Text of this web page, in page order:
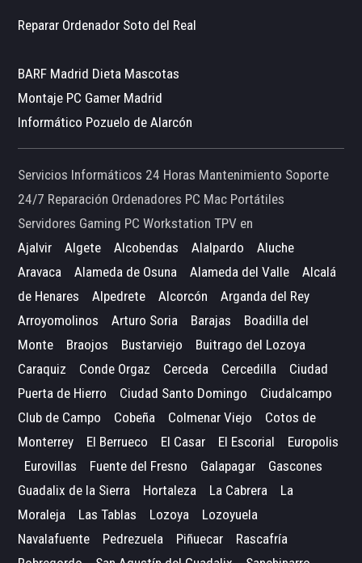
Reparar Ordenador Soto del Real
BARF Madrid Dieta Mascotas
Montaje PC Gamer Madrid
Informático Pozuelo de Alarcón
Servicios Informáticos 24 Horas Mantenimiento Soporte
24/7 Reparación Ordenadores PC Mac Portátiles
Servidores Gaming PC Workstation TPV en
Ajalvir
Algete Alcobendas Alalpardo
Aluche
Aravaca
Alameda de Osuna Alameda del Valle
Alcalá
de Henares
Alpedrete Alcorcón
Arganda del Rey
Arroyomolinos
Arturo Soria Barajas
Boadilla del
Monte
Braojos Bustarviejo
Buitrago del Lozoya
Caraquiz
Conde Orgaz Cerceda Cercedilla
Ciudad
Puerta de Hierro
Ciudad Santo Domingo
Ciudalcampo
Club de Campo
Cobeña Colmenar Viejo
Cotos de
Monterrey
El Berrueco El Casar El Escorial
Europolis
Eurovillas
Fuente del Fresno Galapagar
Gascones
Guadalix de la Sierra
Hortaleza La Cabrera
La
Moraleja
Las Tablas Lozoya
Lozoyuela
Navalafuente
Pedrezuela Piñuecar
Rascafría